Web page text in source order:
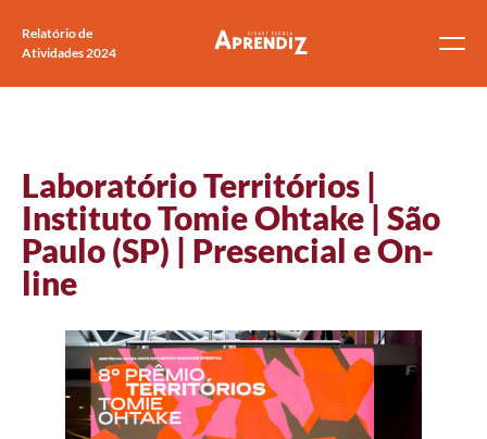
Relatório de
Atividades 2024
Laboratório Territórios |
Instituto Tomie Ohtake | São
Paulo (SP) | Presencial e On-
line